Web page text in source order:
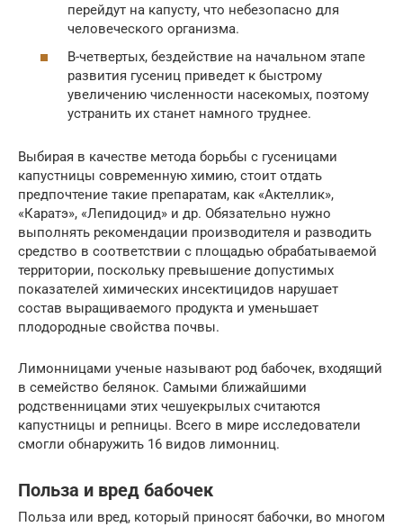
перейдут на капусту, что небезопасно для
человеческого организма.
В-четвертых, бездействие на начальном этапе
развития гусениц приведет к быстрому
увеличению численности насекомых, поэтому
устранить их станет намного труднее.
Выбирая в качестве метода борьбы с гусеницами
капустницы современную химию, стоит отдать
предпочтение такие препаратам, как «Актеллик»,
«Каратэ», «Лепидоцид» и др. Обязательно нужно
выполнять рекомендации производителя и разводить
средство в соответствии с площадью обрабатываемой
территории, поскольку превышение допустимых
показателей химических инсектицидов нарушает
состав выращиваемого продукта и уменьшает
плодородные свойства почвы.
Лимонницами ученые называют род бабочек, входящий
в семейство белянок. Самыми ближайшими
родственницами этих чешуекрылых считаются
капустницы и репницы. Всего в мире исследователи
смогли обнаружить 16 видов лимонниц.
Польза и вред бабочек
Польза или вред, который приносят бабочки, во многом